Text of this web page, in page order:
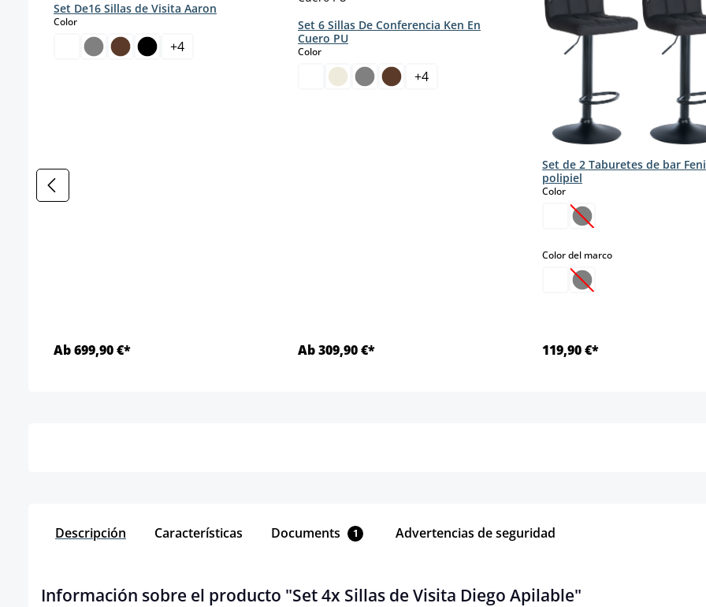
Set De16 Sillas de Visita Aaron
Colorselect
+4
Ab 699,90 €*
Set 6 Sillas De Conferencia Ken En
Cuero PU
Colorselect
+4
Ab 309,90 €*
Set de 2 Taburetes de bar
polipiel
Colorselect
(Esta opción no está
Color del marcoselect
(Esta opción no está
119,90 €*
Descripción Características Documents 1 Advertencias de seguridad
Información sobre el producto "Set 4x Sillas de Visita Diego Apilable"